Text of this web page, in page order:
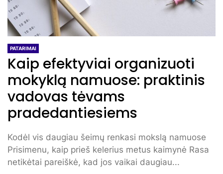
PATARIMAI
Kaip efektyviai organizuoti
mokyklą namuose: praktinis
vadovas tėvams
pradedantiesiems
Kodėl vis daugiau šeimų renkasi mokslą namuose
Prisimenu, kaip prieš kelerius metus kaimynė Rasa
netikėtai pareiškė, kad jos vaikai daugiau...